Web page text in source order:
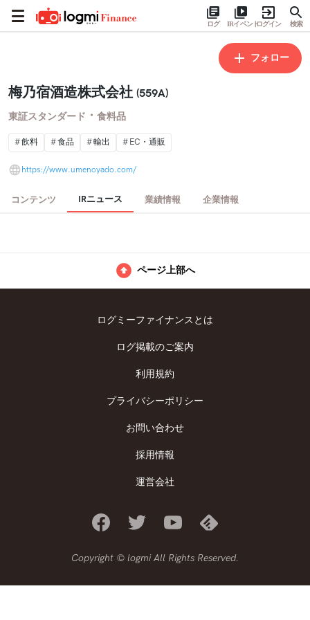
ログ IRイベントログイン 検索
フォロー
梅乃宿酒造株式会社 (559A)
東証スタンダード ・ 食料品
飲料 食品 輸出 EC・通販
https://www.umenoyado.com/
コンテンツ IRニュース 業績情報 企業情報
ページ上部へ
ログミーファイナンスとは
ログ掲載のご案内
利用規約
プライバシーポリシー
お問い合わせ
採用情報
運営会社
Copyright © logmi All Rights Reserved.